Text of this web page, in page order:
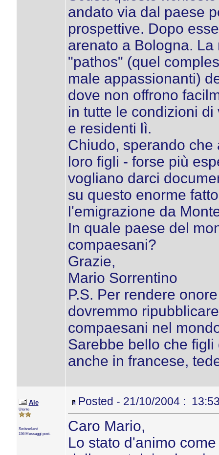
andato via dal paese
prospettive. Dopo
arenato a Bologna.
"pathos" (quel
male appassionanti)
dove non offrono
in tutte le condizioni
e residenti lì.
Chiudo, sperando che
loro figli - forse più
vogliano darci
su questo enorme
l'emigrazione da
In quale paese del
compaesani?
Grazie,
Mario Sorrentino
P.S. Per rendere
dovremmo
compaesani nel
Sarebbe bello che
anche in francese,
Ale
Utente
Switzerland
156 Messaggi post.
Posted - 21/10/2004 :
Caro Mario,
Lo stato d'animo